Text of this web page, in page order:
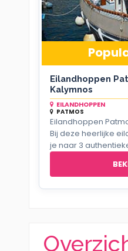
Eilandhoppen
Kalymnos
EILANDHOPPEN
PATMOS
Eilandhoppen
Bij deze heerlijke
je naar 3